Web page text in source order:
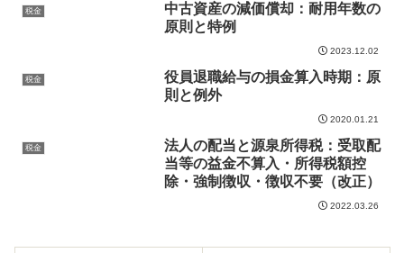
税金
中古資産の減価償却：耐用年数の
原則と特例
2023.12.02
税金
役員退職給与の損金算入時期：原
則と例外
2020.01.21
税金
法人の配当と源泉所得税：受取配
当等の益金不算入・所得税額控
除・強制徴収・徴収不要（改正）
2022.03.26